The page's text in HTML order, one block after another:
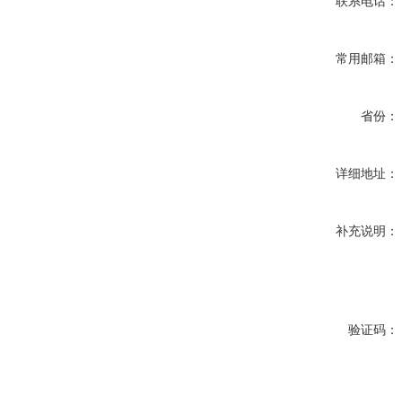
常用邮箱：
省份：
详细地址：
补充说明：
验证码：